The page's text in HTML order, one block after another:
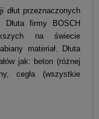
dłut przeznaczonych
firmy BOSCH
na świecie
materiał. Dłuta
jak: beton (różnej
cegła (wszystkie